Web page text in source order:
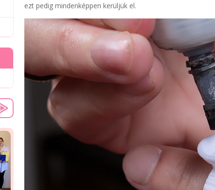
ezt pedig mindenképpen kerüljük el.